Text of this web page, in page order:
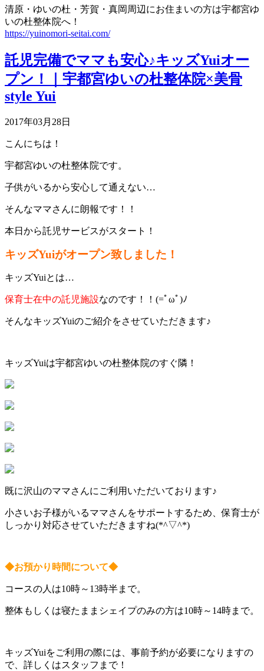
清原・ゆいの杜・芳賀・真岡周辺にお住まいの方は宇都宮ゆ
いの杜整体院へ！
https://yuinomori-seitai.com/
託児完備でママも安心♪キッズYuiオー
プン！｜宇都宮ゆいの杜整体院×美骨
style Yui
2017年03月28日
こんにちは！
宇都宮ゆいの杜整体院です。
子供がいるから安心して通えない…
そんなママさんに朗報です！！
本日から託児サービスがスタート！
キッズYuiがオープン致しました！
キッズYuiとは…
保育士在中の託児施設なのです！！(=ﾟωﾟ)ﾉ
そんなキッズYuiのご紹介をさせていただきます♪
キッズYuiは宇都宮ゆいの杜整体院のすぐ隣！
既に沢山のママさんにご利用いただいております♪
小さいお子様がいるママさんをサポートするため、保育士が
しっかり対応させていただきますね(*^▽^*)
◆お預かり時間について◆
コースの人は10時～13時半まで。
整体もしくは寝たままシェイプのみの方は10時～14時まで。
キッズYuiをご利用の際には、事前予約が必要になりますの
で、詳しくはスタッフまで！